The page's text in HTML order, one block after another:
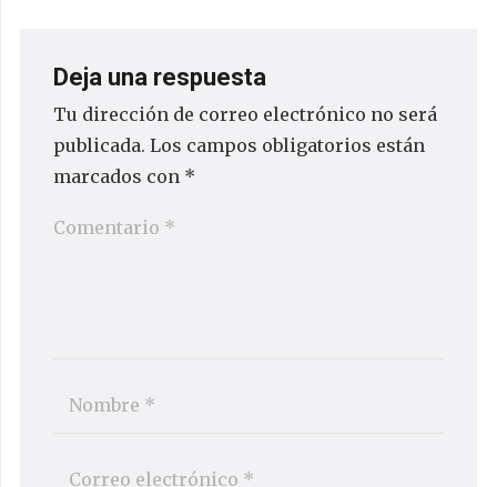
Deja una respuesta
Tu dirección de correo electrónico no será
publicada. Los campos obligatorios están
marcados con *